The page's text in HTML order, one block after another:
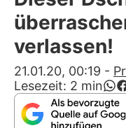
Alle
verlassen!
21.01.20, 00:19 -
Lesezeit: 2 min